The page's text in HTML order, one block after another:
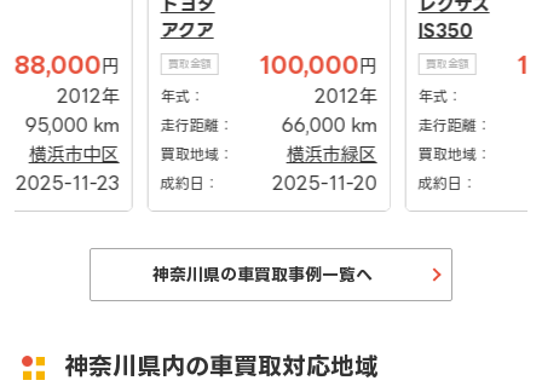
買取金額 100,000
年式： 2012年
走行距離： 66,000 km
買取地域： 横浜市緑区
成約日： 2025-11-20
買取金額 100,000
年式： 2007年
走行距離： 120,000 km
買取地域： 茅ヶ崎市
成約日： 2025-11-17
神奈川県の車買取事例一覧へ
神奈川県内の車買取対応地域